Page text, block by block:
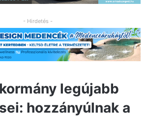
- Hirdetés -
legújabb
hozzányúlnak a